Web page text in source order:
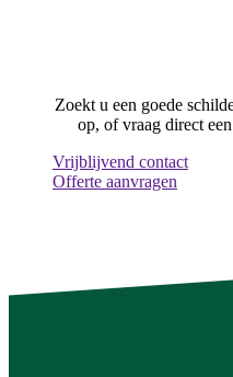
Zoekt u een goede
op, of vraag direct een
Vrijblijvend contact
Offerte aanvragen